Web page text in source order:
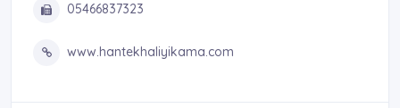
05466837323
www.hantekhaliyikama.com